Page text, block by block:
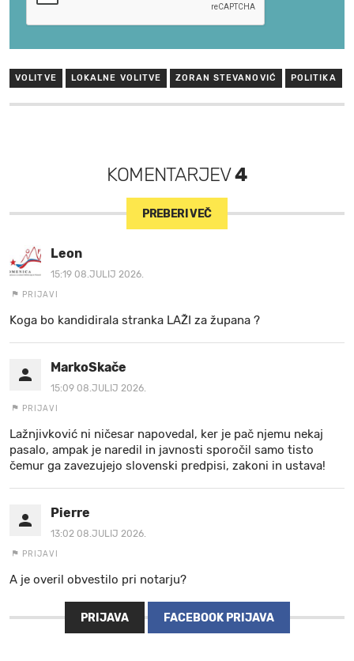
VOLITVE LOKALNE VOLITVE ZORAN STEVANOVIĆ POLITIKA
KOMENTARJEV4
PREBERI VEČ
Leon
15:19 08.JULIJ 2026.
PRIJAVI
Koga bo kandidirala stranka LAŽI za župana ?
MarkoSkače
15:09 08.JULIJ 2026.
PRIJAVI
Lažnjivković ni ničesar napovedal, ker je pač njemu nekaj
pasalo, ampak je naredil in javnosti sporočil samo tisto
čemur ga zavezujejo slovenski predpisi, zakoni in ustava!
Pierre
13:02 08.JULIJ 2026.
PRIJAVI
A je overil obvestilo pri notarju?
PRIJAVA FACEBOOK PRIJAVA